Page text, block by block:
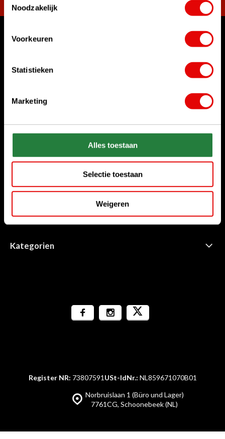
Noodzakelijk
Voorkeuren
Statistieken
Marketing
Alles toestaan
Selectie toestaan
Weigeren
Womit können wir Ihnen helfen?
Rufen Sie uns an
Chatten Sie mit uns
Senden Sie uns eine E-Mail
sales@golfdriver.nl
Kundenservice
Informationen
Kategorien
Norbruislaan 1 (Büro und Lager)
7761CG, Schoonebeek (NL)
Register NR: 73807591 USt-IdNr.: NL859671070B01